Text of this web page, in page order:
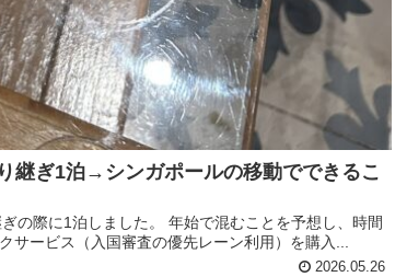
継ぎ1泊→シンガポールの移動でできるこ
の際に1泊しました。 年始で混むことを予想し、時間
サービス（入国審査の優先レーン利用）を購入...
2026.05.26